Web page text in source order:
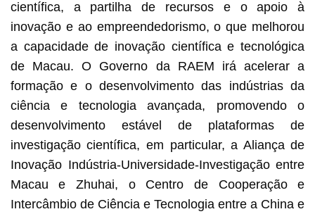
científica, a partilha de recursos e o apoio à
inovação e ao empreendedorismo, o que melhorou
a capacidade de inovação científica e tecnológica
de Macau. O Governo da RAEM irá acelerar a
formação e o desenvolvimento das indústrias da
ciência e tecnologia avançada, promovendo o
desenvolvimento estável de plataformas de
investigação científica, em particular, a Aliança de
Inovação Indústria-Universidade-Investigação entre
Macau e Zhuhai, o Centro de Cooperação e
Intercâmbio de Ciência e Tecnologia entre a China e